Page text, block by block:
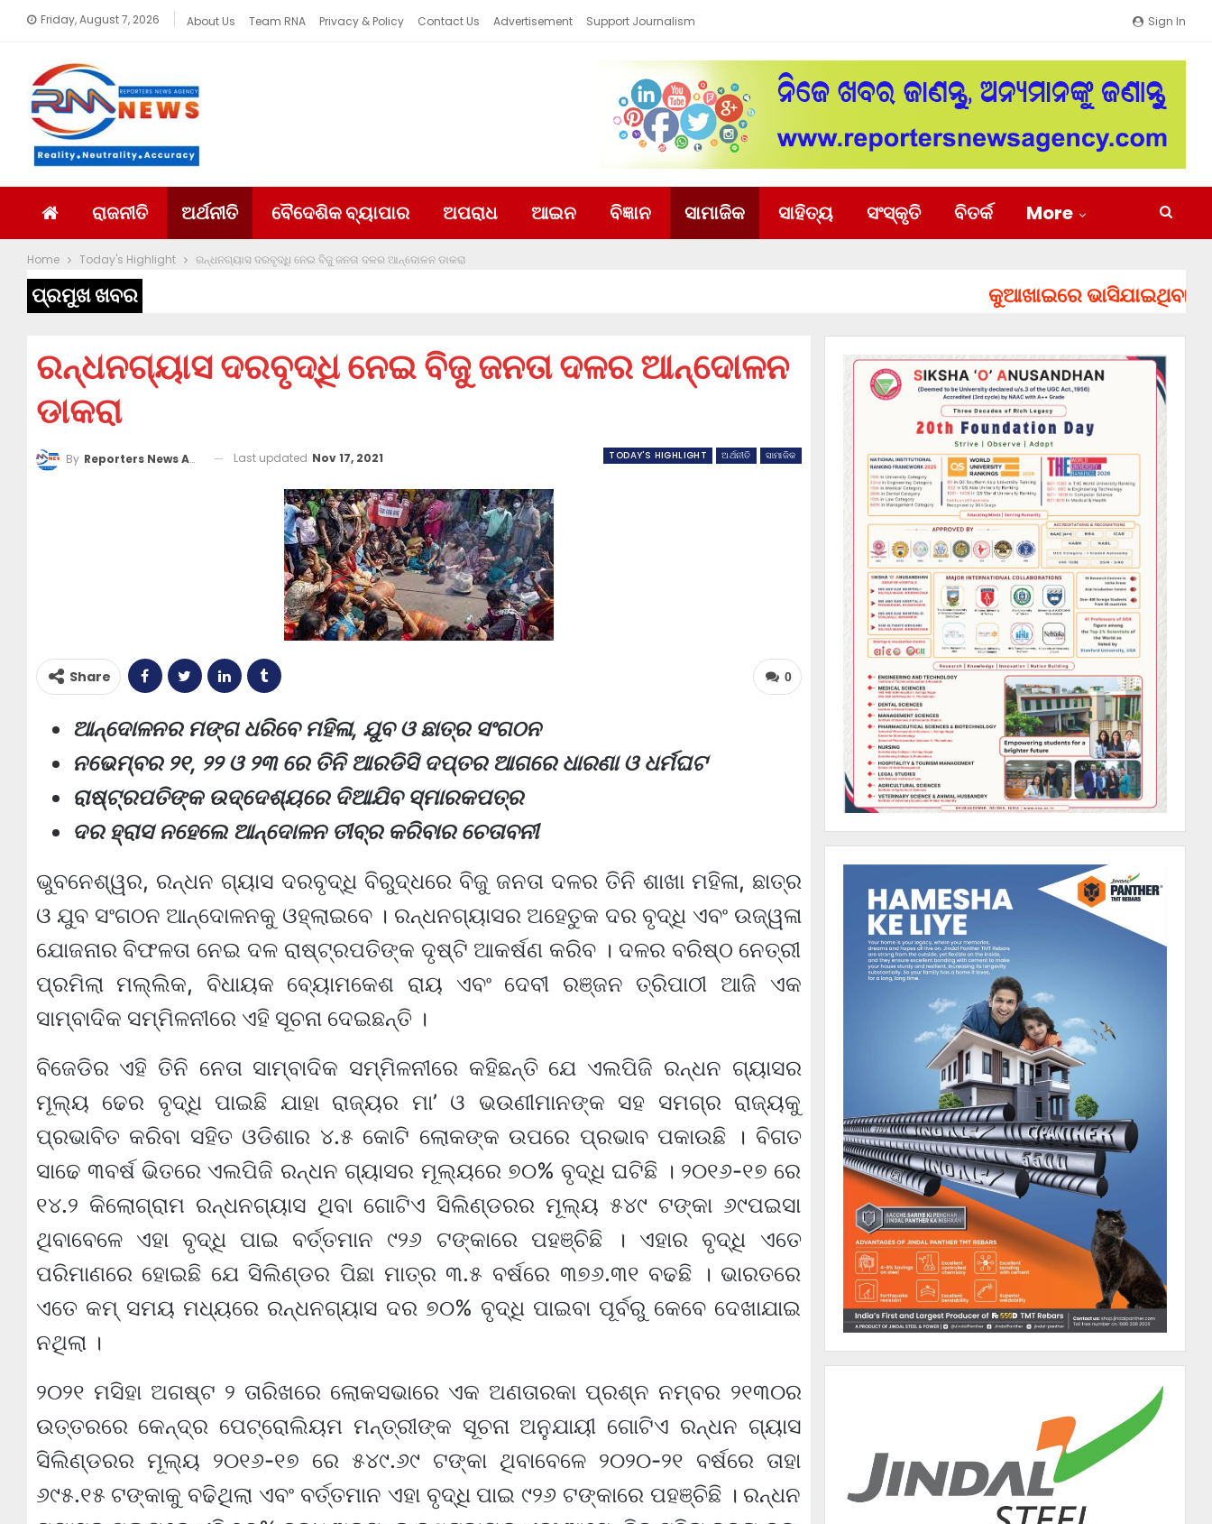
Sign In
Friday, August 7, 2026 About Us Team RNA Privacy & Policy Contact Us Advertisement Support Journalism
ରାଜନୀତି ଅର୍ଥନୀତି ବୈଦେଶିକ ବ୍ୟାପାର ଅପରାଧ ଆଇନ ବିଜ୍ଞାନ ସାମାଜିକ ସାହିତ୍ୟ ସଂସ୍କୃତି ବିତର୍କ More
Home Today's Highlight ରନ୍ଧନଗ୍ୟାସ ଦରବୃଦ୍ଧି ନେଇ ବିଜୁ ଜନତା ଦଳର ଆନ୍ଦୋଳନ ଡାକରା
ପ୍ରମୁଖ ଖବର କୁଆଖାଇରେ ଭାସିଯାଇଥିବା ୨
ରନ୍ଧନଗ୍ୟାସ ଦରବୃଦ୍ଧି ନେଇ ବିଜୁ ଜନତା ଦଳର ଆନ୍ଦୋଳନ
ଡାକରା
TODAY'S HIGHLIGHT ଅର୍ଥନୀତି ସାମାଜିକ
By Reporters News Agency Last updated Nov 17, 2021
0
Share
ଆନ୍ଦୋଳନର ମଙ୍ଗ ଧରିବେ ମହିଳା, ଯୁବ ଓ ଛାତ୍ର ସଂଗଠନ
ନଭେମ୍ବର ୨୧, ୨୨ ଓ ୨୩ ରେ ତିନି ଆରଡିସି ଦପ୍ତର ଆଗରେ ଧାରଣା ଓ ଧର୍ମଘଟ
ରାଷ୍ଟ୍ରପତିଙ୍କ ଉଦ୍ଦେଶ୍ୟରେ ଦିଆଯିବ ସ୍ମାରକପତ୍ର
ଦର ହ୍ରାସ ନହେଲେ ଆନ୍ଦୋଳନ ତୀବ୍ର କରିବାର ଚେତାବନୀ
ଭୁବନେଶ୍ୱର, ରନ୍ଧନ ଗ୍ୟାସ ଦରବୃଦ୍ଧି ବିରୁଦ୍ଧରେ ବିଜୁ ଜନତା ଦଳର ତିନି ଶାଖା ମହିଳା, ଛାତ୍ର
ଓ ଯୁବ ସଂଗଠନ ଆନ୍ଦୋଳନକୁ ଓହ୍ଲାଇବେ । ରନ୍ଧନଗ୍ୟାସର ଅହେତୁକ ଦର ବୃଦ୍ଧି ଏବଂ ଉଜ୍ୱଳା
ଯୋଜନାର ବିଫଳତା ନେଇ ଦଳ ରାଷ୍ଟ୍ରପତିଙ୍କ ଦୃଷ୍ଟି ଆକର୍ଷଣ କରିବ । ଦଳର ବରିଷ୍ଠ ନେତ୍ରୀ
ପ୍ରମିଲା ମଲ୍ଲିକ, ବିଧାୟକ ବ୍ୟୋମକେଶ ରାୟ ଏବଂ ଦେବୀ ରଞ୍ଜନ ତ୍ରିପାଠୀ ଆଜି ଏକ
ସାମ୍ବାଦିକ ସମ୍ମିଳନୀରେ ଏହି ସୂଚନା ଦେଇଛନ୍ତି ।
ବିଜେଡିର ଏହି ତିନି ନେତା ସାମ୍ବାଦିକ ସମ୍ମିଳନୀରେ କହିଛନ୍ତି ଯେ ଏଲପିଜି ରନ୍ଧନ ଗ୍ୟାସର
ମୂଲ୍ୟ ଢେର ବୃଦ୍ଧି ପାଇଛି ଯାହା ରାଜ୍ୟର ମା’ ଓ ଭଉଣୀମାନଙ୍କ ସହ ସମଗ୍ର ରାଜ୍ୟକୁ
ପ୍ରଭାବିତ କରିବା ସହିତ ଓଡିଶାର ୪.୫ କୋଟି ଲୋକଙ୍କ ଉପରେ ପ୍ରଭାବ ପକାଉଛି । ବିଗତ
ସାଢେ ୩ବର୍ଷ ଭିତରେ ଏଲପିଜି ରନ୍ଧନ ଗ୍ୟାସର ମୂଲ୍ୟରେ ୭୦% ବୃଦ୍ଧି ଘଟିଛି । ୨୦୧୬-୧୭ ରେ
୧୪.୨ କିଲୋଗ୍ରାମ ରନ୍ଧନଗ୍ୟାସ ଥିବା ଗୋଟିଏ ସିଲିଣ୍ଡରର ମୂଲ୍ୟ ୫୪୯ ଟଙ୍କା ୬୯ପଇସା
ଥିବାବେଳେ ଏହା ବୃଦ୍ଧି ପାଇ ବର୍ତ୍ତମାନ ୯୨୬ ଟଙ୍କାରେ ପହଞ୍ଚିଛି । ଏହାର ବୃଦ୍ଧି ଏତେ
ପରିମାଣରେ ହୋଇଛି ଯେ ସିଲିଣ୍ଡର ପିଛା ମାତ୍ର ୩.୫ ବର୍ଷରେ ୩୭୬.୩୧ ବଢଛି । ଭାରତରେ
ଏତେ କମ୍‍ ସମୟ ମଧ୍ୟରେ ରନ୍ଧନଗ୍ୟାସ ଦର ୭୦% ବୃଦ୍ଧି ପାଇବା ପୂର୍ବରୁ କେବେ ଦେଖାଯାଇ
ନଥିଲା ।
୨୦୨୧ ମସିହା ଅଗଷ୍ଟ ୨ ତାରିଖରେ ଲୋକସଭାରେ ଏକ ଅଣତାରକା ପ୍ରଶ୍ନ ନମ୍ବର ୨୧୩୦ର
ଉତ୍ତରରେ କେନ୍ଦ୍ର ପେଟ୍ରୋଲିୟମ ମନ୍ତ୍ରୀଙ୍କ ସୂଚନା ଅନୁଯାୟୀ ଗୋଟିଏ ରନ୍ଧନ ଗ୍ୟାସ
ସିଲିଣ୍ଡରର ମୂଲ୍ୟ ୨୦୧୬-୧୭ ରେ ୫୪୯.୬୯ ଟଙ୍କା ଥିବାବେଳେ ୨୦୨୦-୨୧ ବର୍ଷରେ ତାହା
୬୯୫.୧୫ ଟଙ୍କାକୁ ବଢିଥିଲା ଏବଂ ବର୍ତ୍ତମାନ ଏହା ବୃଦ୍ଧି ପାଇ ୯୨୬ ଟଙ୍କାରେ ପହଞ୍ଚିଛି । ରନ୍ଧନ